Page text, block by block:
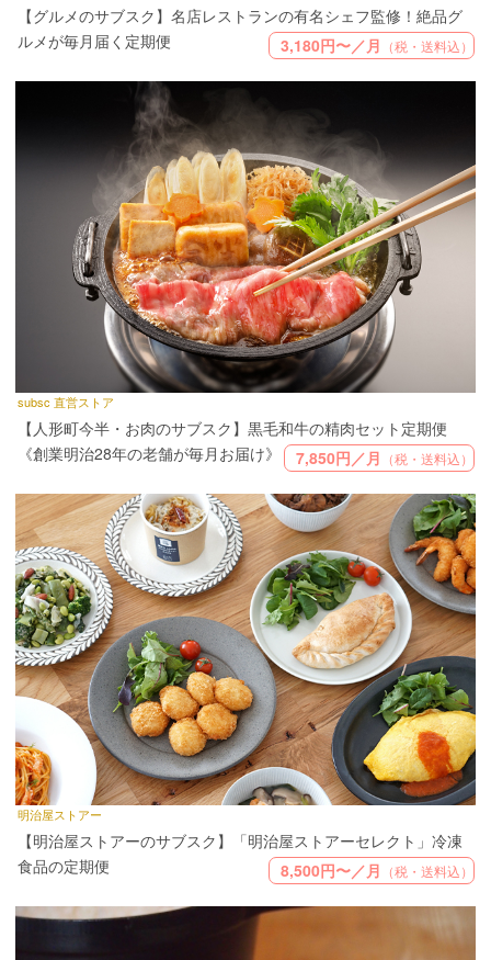
【グルメのサブスク】名店レストランの有名シェフ監修！絶品グ
ルメが毎月届く定期便
3,180円〜／月 （税・送料込）
subsc 直営ストア
【人形町今半・お肉のサブスク】黒毛和牛の精肉セット定期便
《創業明治28年の老舗が毎月お届け》
7,850円／月 （税・送料込）
明治屋ストアー
【明治屋ストアーのサブスク】「明治屋ストアーセレクト」冷凍
食品の定期便
8,500円〜／月 （税・送料込）